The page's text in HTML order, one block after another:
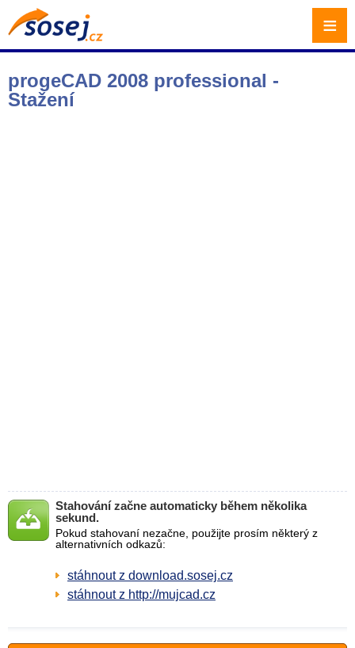
progeCAD 2008 professional -
Stažení
Stahování začne automaticky během několika
sekund.
Pokud stahovaní nezačne, použijte prosím některý z
alternativních odkazů:
stáhnout z download.sosej.cz
stáhnout z http://mujcad.cz
≡